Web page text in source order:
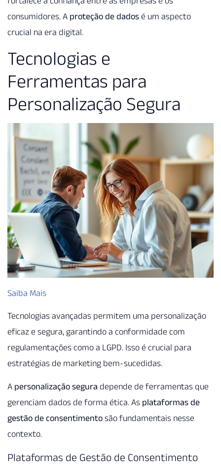
consumidores. A proteção de dados é um aspecto
crucial na era digital.
Tecnologias e
Ferramentas para
Personalização Segura
Saiba Mais
Tecnologias avançadas permitem uma personalização
eficaz e segura, garantindo a conformidade com
regulamentações como a LGPD. Isso é crucial para
estratégias de marketing bem-sucedidas.
A personalização segura depende de ferramentas que
gerenciam dados de forma ética. As plataformas de
gestão de consentimento são fundamentais nesse
contexto.
Plataformas de Gestão de Consentimento